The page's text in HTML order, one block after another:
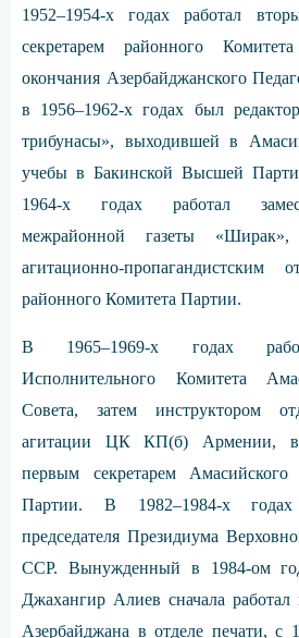
1952–1954-х годах работал
секретарем районного
окончания Азербайджанского
в 1956–1962-х годах был
трибунасы», выходившей в
учебы в Бакинской Высшей
1964-х годах работал
межрайонной газеты
агитационно-пропагандистским
районного Комитета Партии.
В 1965–1969-х годах
Исполнительного Комитета
Совета, затем инструктором
агитации ЦК КП(б) Армении, в
первым секретарем Амасийского
Партии. В 1982–1984-х годах
председателя Президиума
ССР. Вынужденный в 1984-ом
Джахангир Алиев сначала
Азербайджана в отделе печати, с